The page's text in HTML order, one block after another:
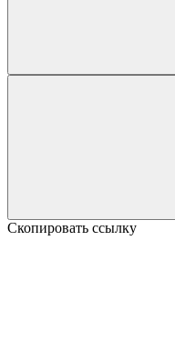
Скопировать ссылку